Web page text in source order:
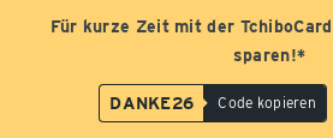
Für kurze Zeit mit der
sparen!*
DANKE26 Code kopieren